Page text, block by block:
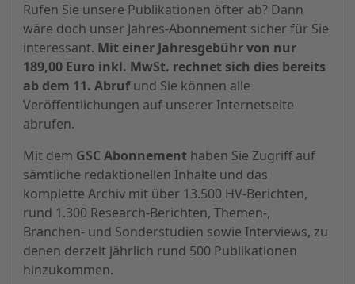
Rufen Sie unsere Publikationen öfter ab? Dann
wäre doch unser Jahres-Abonnement sicher für Sie
interessant. Mit einer Jahresgebühr von nur
189,00 Euro inkl. MwSt. rechnet sich dies bereits
ab dem 11. Abrufund Sie können alle
Veröffentlichungen auf unserer Internetseite
abrufen.
Mit dem GSC Abonnement haben Sie Zugriff auf
sämtliche redaktionellen Inhalte und das
komplette Archiv mit über 13.500 HV-Berichten,
rund 1.300 Research-Berichten, Themen-,
Branchen- und Sonderstudien sowie Interviews, zu
denen derzeit jährlich rund 500 Publikationen
hinzukommen.